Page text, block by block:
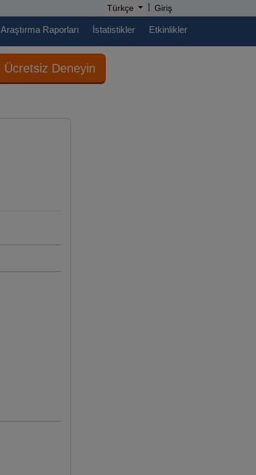
Türkçe | Giriş
Araştırma Raporları İstatistikler Etkinlikler
Ücretsiz Deneyin